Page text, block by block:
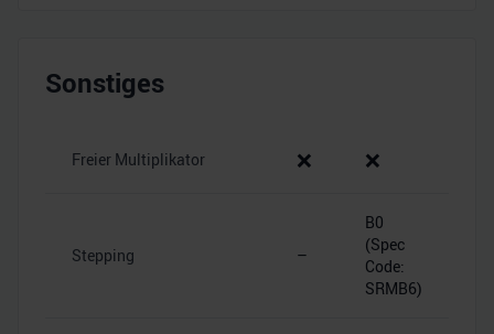
Sonstiges
Freier Multiplikator ❌ ❌
Stepping –
B0
(Spec
Code:
SRMB6)